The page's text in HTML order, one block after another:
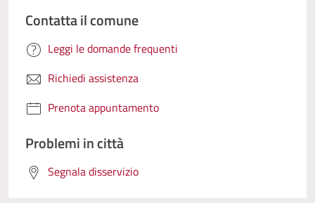
Contatta il comune
Leggi le domande frequenti
Richiedi assistenza
Prenota appuntamento
Problemi in città
Segnala disservizio